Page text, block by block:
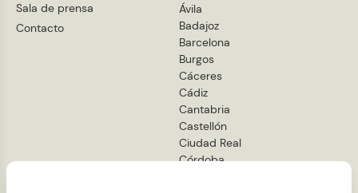
Sala de prensa
Contacto
Ávila
Badajoz
Barcelona
Burgos
Cáceres
Cádiz
Cantabria
Castellón
Ciudad Real
Córdoba